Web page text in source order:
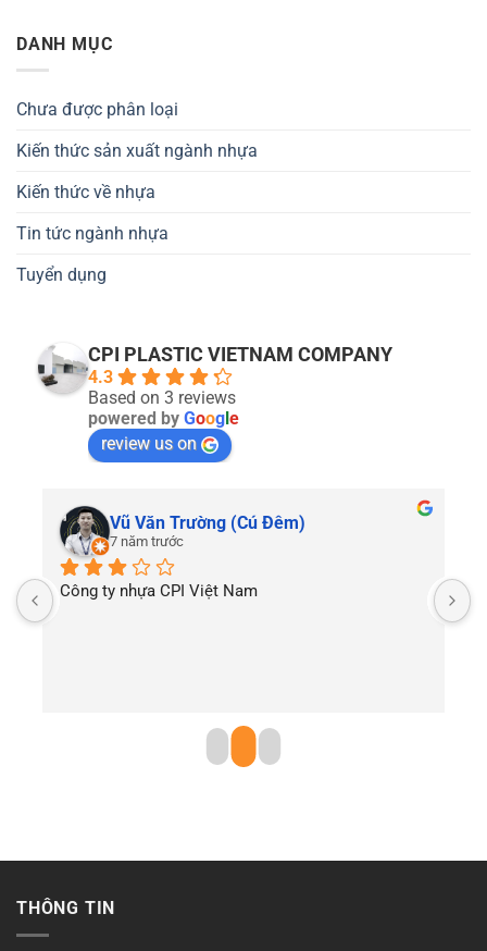
DANH MỤC
Chưa được phân loại
Kiến thức sản xuất ngành nhựa
Kiến thức về nhựa
Tin tức ngành nhựa
Tuyển dụng
CPI PLASTIC VIETNAM COMPANY
4.3
Based on 3 reviews
powered by Goog e
review us on
Vũ Văn Trường (Cú Đêm)
7 năm trước
Công ty nhựa CPI Việt Nam
THÔNG TIN